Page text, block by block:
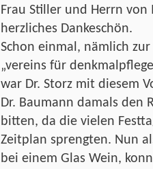
Frau Stiller und Herrn
herzliches Dankeschön.
Schon einmal, nämlich
„vereins für
war Dr. Storz mit diesem
Dr. Baumann damals den
bitten, da die vielen
Zeitplan sprengten. Nun
bei einem Glas Wein,